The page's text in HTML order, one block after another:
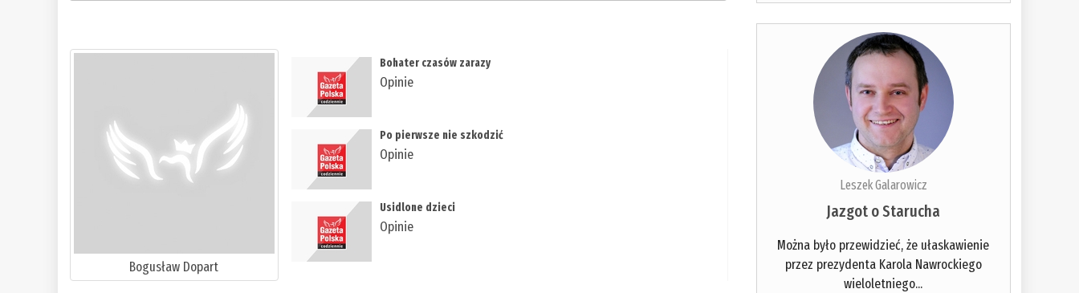
Bogusław Dopart
​Bohater czasów zarazy
Opinie
​Po pierwsze nie szkodzić
Opinie
​Usidlone dzieci
Opinie
Leszek Galarowicz
Jazgot o Starucha
Można było przewidzieć, że ułaskawienie
przez prezydenta Karola Nawrockiego
wieloletniego...